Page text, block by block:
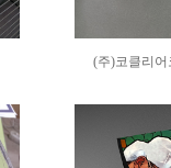
(주)코클리